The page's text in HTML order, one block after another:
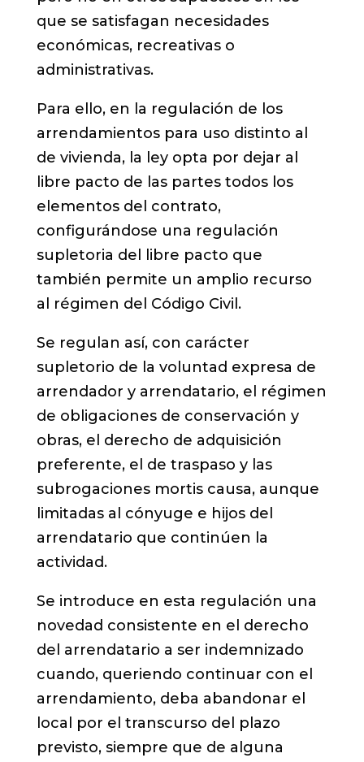
que se satisfagan necesidades
económicas, recreativas o
administrativas.
Para ello, en la regulación de los
arrendamientos para uso distinto al
de vivienda, la ley opta por dejar al
libre pacto de las partes todos los
elementos del contrato,
configurándose una regulación
supletoria del libre pacto que
también permite un amplio recurso
al régimen del Código Civil.
Se regulan así, con carácter
supletorio de la voluntad expresa de
arrendador y arrendatario, el régimen
de obligaciones de conservación y
obras, el derecho de adquisición
preferente, el de traspaso y las
subrogaciones mortis causa, aunque
limitadas al cónyuge e hijos del
arrendatario que continúen la
actividad.
Se introduce en esta regulación una
novedad consistente en el derecho
del arrendatario a ser indemnizado
cuando, queriendo continuar con el
arrendamiento, deba abandonar el
local por el transcurso del plazo
previsto, siempre que de alguna